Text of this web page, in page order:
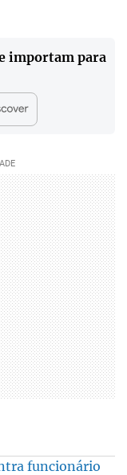
importam para
funcionário